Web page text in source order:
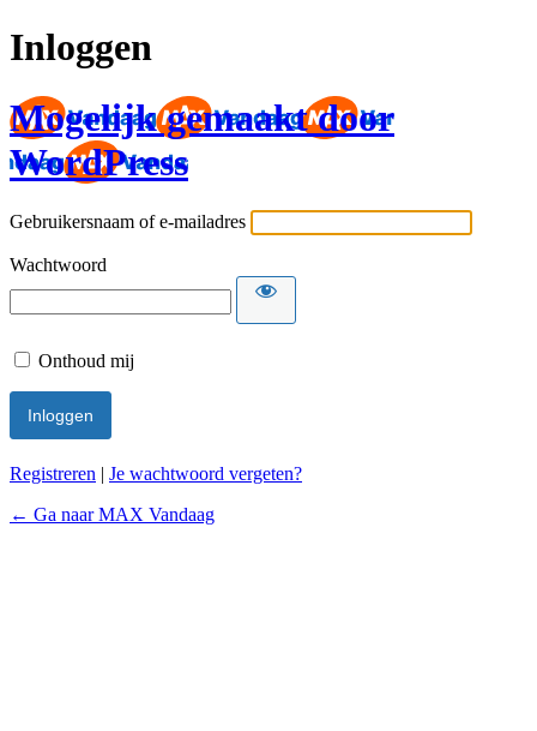
Inloggen
Mogelijk gemaakt door
WordPress
Gebruikersnaam of e-mailadres
Wachtwoord
Onthoud mij
Registreren | Je wachtwoord vergeten?
← Ga naar MAX Vandaag